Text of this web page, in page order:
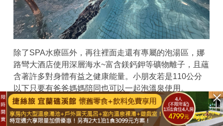
除了SPA水療區外，再往裡面走還有專屬的泡湯區，娜
路彎大酒店使用深層海水~富含鎂鈣鉀等礦物離子，且蘊
含著許多對身體有益之健康能量。小朋友若是110公分
以下只要有爸爸媽媽陪同也可以一起泡溫泉使用。
已結束